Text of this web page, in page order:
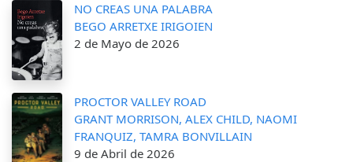
NO CREAS UNA PALABRA
BEGO ARRETXE IRIGOIEN
2 de Mayo de 2026
PROCTOR VALLEY ROAD
GRANT MORRISON, ALEX CHILD, NAOMI
FRANQUIZ, TAMRA BONVILLAIN
9 de Abril de 2026